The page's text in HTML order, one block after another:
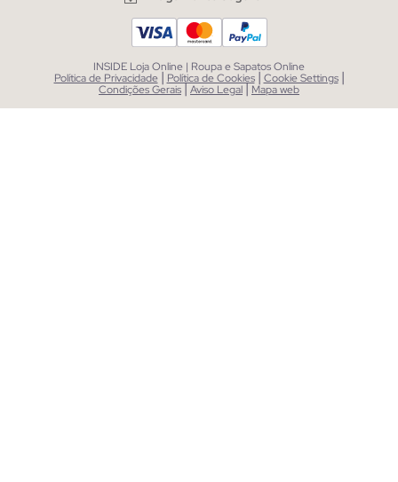
INSIDE Loja Online | Roupa e Sapatos Online
Política de Privacidade | Política de Cookies | Cookie Settings |
Condições Gerais|Aviso Legal| Mapa web